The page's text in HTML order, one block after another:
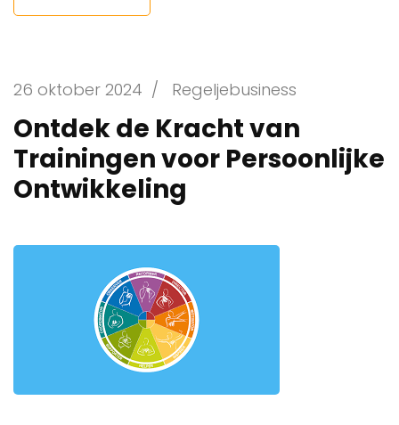
26 oktober 2024 / Regeljebusiness
Ontdek de Kracht van
Trainingen voor Persoonlijke
Ontwikkeling